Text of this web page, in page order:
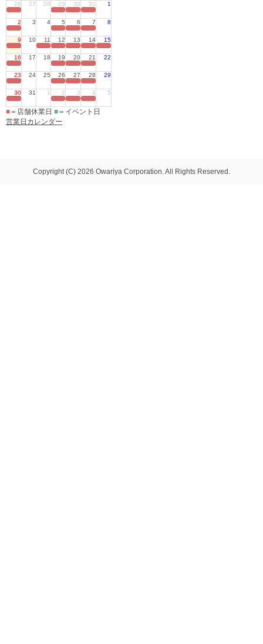
26
27 28 29 30 31 1
2 3 4 5 6 7 8
9 10 11 12 13 14 15
16 17 18 19 20 21 22
23 24 25 26 27 28 29
30 31 1 2 3 4 5
■ ＝店舗休業日 ■ ＝イベント日
営業日カレンダー
Copyright (C) 2026 Owariya Corporation. All Rights Reserved.